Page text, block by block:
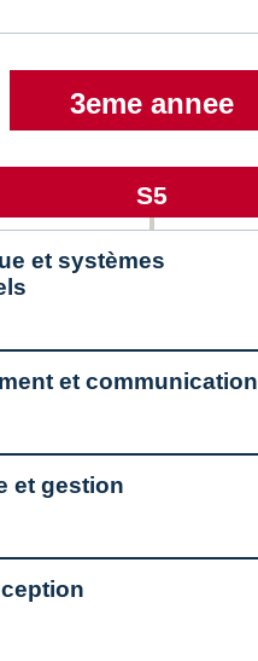
3eme annee
S5
et systèmes
et communication
et gestion